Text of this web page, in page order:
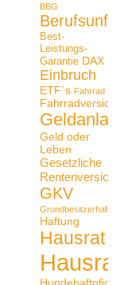
BBG
Best-
Leistungs-
Garantie DAX
Einbruch
ETF´s Fahrrad
Geld oder
Leben
Gesetzliche
GKV
Haftung
Hausrat
Hundehaftpficht